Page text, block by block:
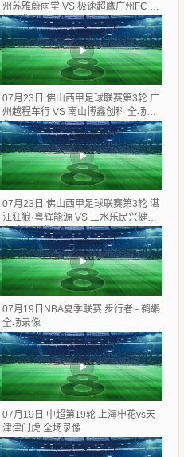
州苏雅蔚雨堂 VS 极速超鹰广州FC 全
场录像
07月23日 佛山西甲足球联赛第3轮 广
州越程车行 VS 南山博鑫创科 全场录
像
07月23日 佛山西甲足球联赛第3轮 湛
江狂狼·粵辉能源 VS 三水乐民兴健力
宝 全场录像
07月19日NBA夏季联赛 步行者 - 鹈鹕
全场录像
07月19日 中超第19轮 上海申花vs天
津津门虎 全场录像